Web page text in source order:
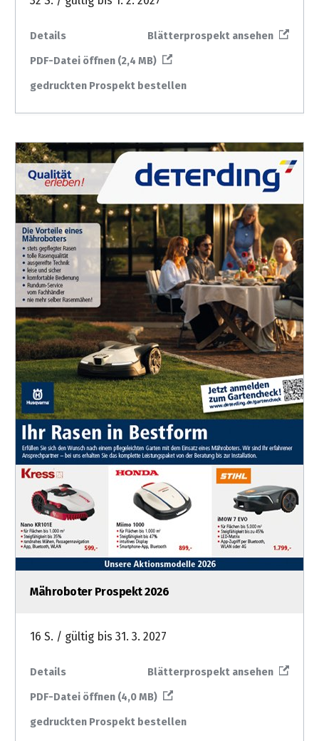
Details
Blätterprospekt ansehen
PDF-Datei öffnen (2,4 MB)
gedruckten Prospekt bestellen
Mähroboter Prospekt 2026
16 S. / gültig bis 31. 3. 2027
Details
Blätterprospekt ansehen
PDF-Datei öffnen (4,0 MB)
gedruckten Prospekt bestellen